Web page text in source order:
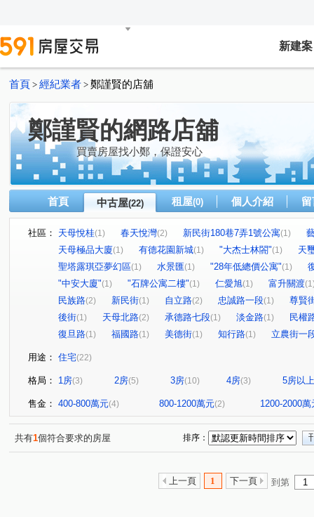
新建案
首頁 > 經紀業者 > 鄭謹賢的店舖
鄭謹賢的網路店舖
買賣房屋找小鄭，保證安心
首頁 中古屋(22) 租屋(0) 個人介紹
社區： 天母悅桂(1) 春天悅灣(2) 新民街180巷7弄1號公寓(1)
天母極品大廈(1) 有德花園新城(1) "大杰士林閤"(1)
天
聖塔露琪亞夢幻區(1) 水景匯(1) "28年低總價公寓"(1)
"中安大廈"(1) "石牌公寓二樓"(1) 仁愛旭(1) 富升關渡
民族路(2) 新民街(1) 自立路(2) 忠誠路一段(1)
尊賢
後街(1) 天母北路(2) 承德路七段(1) 淡金路(1)
民權
復旦路(1) 福國路(1) 美德街(1) 知行路(1) 立農街一
用途： 住宅(22)
格局： 1房(3) 2房(5) 3房(10) 4房(3) 5房以上
售金： 400-800萬元(4) 800-1200萬元(2) 1200-2000萬
共有1個符合要求的房屋 排序：
上一頁 1 下一頁 到第